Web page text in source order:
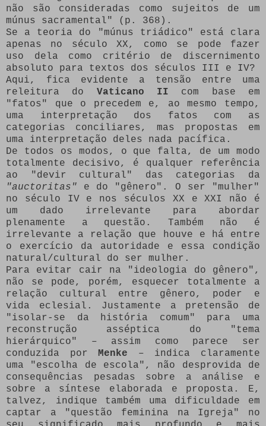
não são consideradas como sujeitos de um
múnus sacramental" (p. 368).
Se a teoria do "múnus triádico" está clara
apenas no século XX, como se pode fazer
uso dela como critério de discernimento
absoluto para textos dos séculos III e IV?
Aqui, fica evidente a tensão entre uma
releitura do Vaticano II com base em
"fatos" que o precedem e, ao mesmo tempo,
uma interpretação dos fatos com as
categorias conciliares, mas propostas em
uma interpretação deles nada pacífica.
De todos os modos, o que falta, de um modo
totalmente decisivo, é qualquer referência
ao "devir cultural" das categorias da
"auctoritas" e do "gênero". O ser "mulher"
no século IV e nos séculos XX e XXI não é
um dado irrelevante para abordar
plenamente a questão. Também não é
irrelevante a relação que houve e há entre
o exercício da autoridade e essa condição
natural/cultural do ser mulher.
Para evitar cair na "ideologia do gênero",
não se pode, porém, esquecer totalmente a
relação cultural entre gênero, poder e
vida eclesial. Justamente a pretensão de
"isolar-se da história comum" para uma
reconstrução asséptica do "tema
hierárquico" – assim como parece ser
conduzida porMenke – indica claramente
uma "escolha de escola", não desprovida de
consequências pesadas sobre a análise e
sobre a síntese elaborada e proposta. E,
talvez, indique também uma dificuldade em
captar a "questão feminina na Igreja" no